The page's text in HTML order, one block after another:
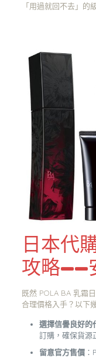
「用過就回不去」的
日本代
攻略——
既然 POLA BA 乳霜
合理價格入手？以下
選擇信譽良好的
訂購，確保貨源
留意官方售價：